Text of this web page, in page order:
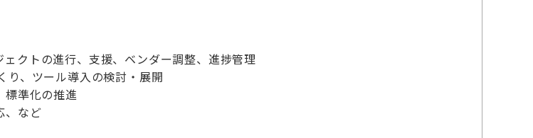
クトの進行、支援、ベンダー調整、進捗管理
り、ツール導入の検討・展開
標準化の推進
、など